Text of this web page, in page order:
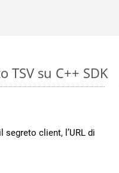
TSV su C++ SDK
client, l’URL di